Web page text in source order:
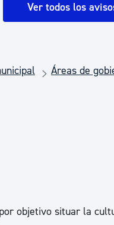
Ver todos los
Áreas de
objetivo situar la